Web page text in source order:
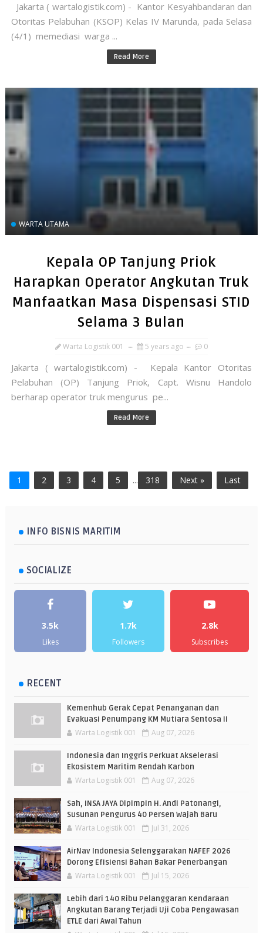
Jakarta ( wartalogistik.com) - Kantor Kesyahbandaran dan
Otoritas Pelabuhan (KSOP) Kelas IV Marunda, pada Selasa
(4/1) memediasi warga ...
Read More
WARTA UTAMA
Kepala OP Tanjung Priok
Harapkan Operator Angkutan Truk
Manfaatkan Masa Dispensasi STID
Selama 3 Bulan
Warta Logistik 001 5 years ago 0
Jakarta ( wartalogistik.com) - Kepala Kantor Otoritas
Pelabuhan (OP) Tanjung Priok, Capt. Wisnu Handolo
berharap operator truk mengurus pe...
Read More
1 2 3 4 5 ... 318 Next » Last
INFO BISNIS MARITIM
SOCIALIZE
3.5k
Likes
1.7k
Followers
2.8k
Subscribes
RECENT
Kemenhub Gerak Cepat Penanganan dan
Evakuasi Penumpang KM Mutiara Sentosa II
Warta Logistik 001 Aug 07, 2026
Indonesia dan Inggris Perkuat Akselerasi
Ekosistem Maritim Rendah Karbon
Warta Logistik 001 Aug 07, 2026
Sah, INSA JAYA Dipimpin H. Andi Patonangi,
Susunan Pengurus 40 Persen Wajah Baru
Warta Logistik 001 Jul 31, 2026
AirNav Indonesia Selenggarakan NAFEF 2026
Dorong Efisiensi Bahan Bakar Penerbangan
Warta Logistik 001 Jul 15, 2026
Lebih dari 140 Ribu Pelanggaran Kendaraan
Angkutan Barang Terjadi Uji Coba Pengawasan
ETLE dari Awal Tahun